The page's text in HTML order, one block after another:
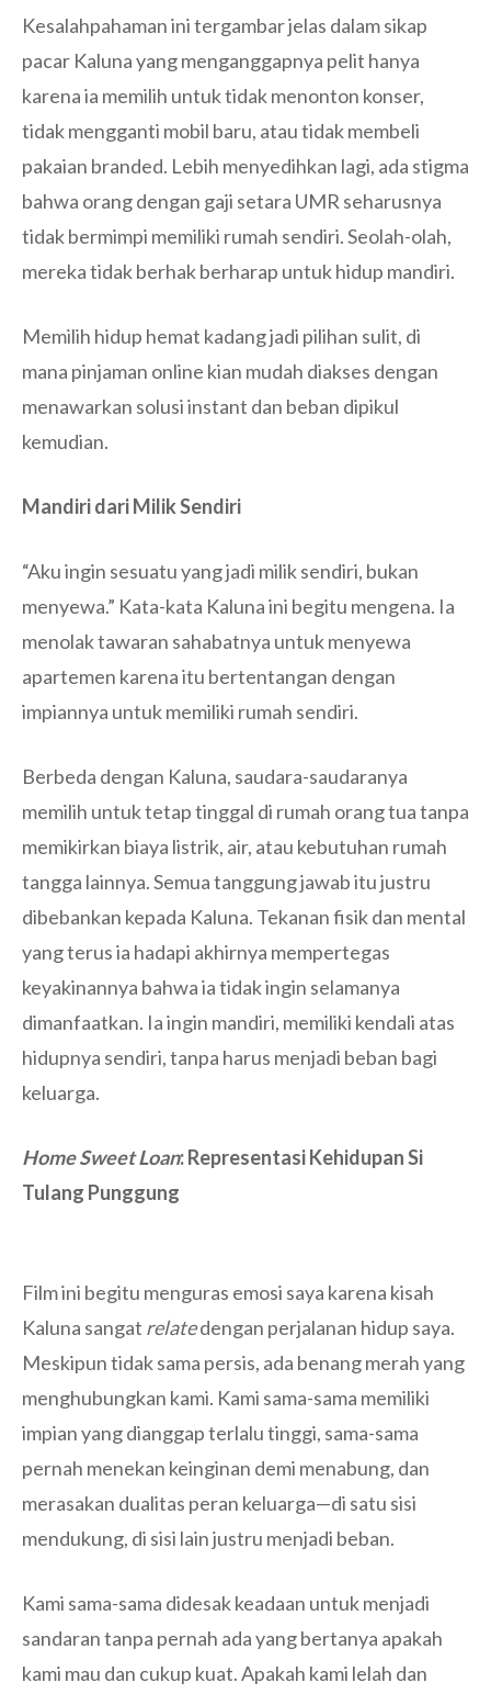
Kesalahpahaman ini tergambar jelas dalam sikap
pacar Kaluna yang menganggapnya pelit hanya
karena ia memilih untuk tidak menonton konser,
tidak mengganti mobil baru, atau tidak membeli
pakaian branded. Lebih menyedihkan lagi, ada stigma
bahwa orang dengan gaji setara UMR seharusnya
tidak bermimpi memiliki rumah sendiri. Seolah-olah,
mereka tidak berhak berharap untuk hidup mandiri.
Memilih hidup hemat kadang jadi pilihan sulit, di
mana pinjaman online kian mudah diakses dengan
menawarkan solusi instant dan beban dipikul
kemudian.
Mandiri dari Milik Sendiri
“Aku ingin sesuatu yang jadi milik sendiri, bukan
menyewa.” Kata-kata Kaluna ini begitu mengena. Ia
menolak tawaran sahabatnya untuk menyewa
apartemen karena itu bertentangan dengan
impiannya untuk memiliki rumah sendiri.
Berbeda dengan Kaluna, saudara-saudaranya
memilih untuk tetap tinggal di rumah orang tua tanpa
memikirkan biaya listrik, air, atau kebutuhan rumah
tangga lainnya. Semua tanggung jawab itu justru
dibebankan kepada Kaluna. Tekanan fisik dan mental
yang terus ia hadapi akhirnya mempertegas
keyakinannya bahwa ia tidak ingin selamanya
dimanfaatkan. Ia ingin mandiri, memiliki kendali atas
hidupnya sendiri, tanpa harus menjadi beban bagi
keluarga.
Home Sweet Loan: Representasi Kehidupan Si
Tulang Punggung
Film ini begitu menguras emosi saya karena kisah
Kaluna sangat relatedengan perjalanan hidup saya.
Meskipun tidak sama persis, ada benang merah yang
menghubungkan kami. Kami sama-sama memiliki
impian yang dianggap terlalu tinggi, sama-sama
pernah menekan keinginan demi menabung, dan
merasakan dualitas peran keluarga—di satu sisi
mendukung, di sisi lain justru menjadi beban.
Kami sama-sama didesak keadaan untuk menjadi
sandaran tanpa pernah ada yang bertanya apakah
kami mau dan cukup kuat. Apakah kami lelah dan